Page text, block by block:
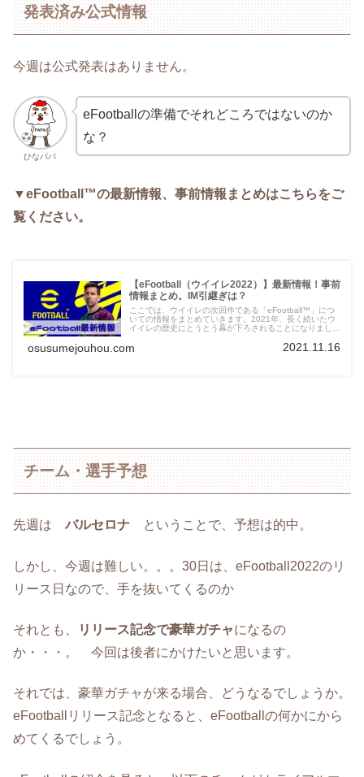
発表済み公式情報
今週は公式発表はありません。
ひなパパ
eFootballの準備でそれどころではないのか
な？
▼eFootball™の最新情報、事前情報まとめはこちらをご
覧ください。
【eFootball（ウイイレ2022）】最新情報！事前
情報まとめ。IM引継ぎは？
ここでは、ウイイレの次回作である「eFootball™」につ
いての情報をまとめていきます。2021年、長く続いたウ
イイレの歴史にとうとう幕が下ろされることになりまし
すが、気持ちを切り替えて行きたいと思います！きっと、
ウイイレから良い点は継承してくれると思っておりますの
osusumejouhou.com 2021.11.16
チーム・選手予想
先週は バルセロナ ということで、予想は的中。
しかし、今週は難しい。。。30日は、eFootball2022のリ
リース日なので、手を抜いてくるのか
それとも、 リリース記念で豪華ガチャになるの
か・・・。 今回は後者にかけたいと思います。
それでは、豪華ガチャが来る場合、どうなるでしょうか。
eFootballリリース記念となると、eFootballの何かにから
めてくるでしょう。